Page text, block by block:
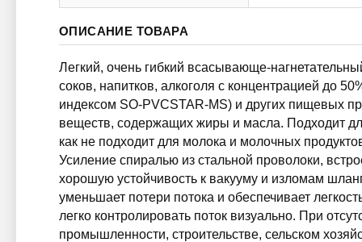
ОПИСАНИЕ ТОВАРА
Легкий, очень гибкий всасывающе-
соков, напитков, алкоголя с концентрацией до
индексом SO-PVCSTAR-MS) и других пищевых
веществ, содержащих жиры и масла. Подходит
как не подходит для молока и молочных
Усиление спиралью из стальной проволоки,
хорошую устойчивость к вакууму и изломам
уменьшает потери потока и обеспечивает
легко контролировать поток визуально. При
промышленности, строительстве, сельском